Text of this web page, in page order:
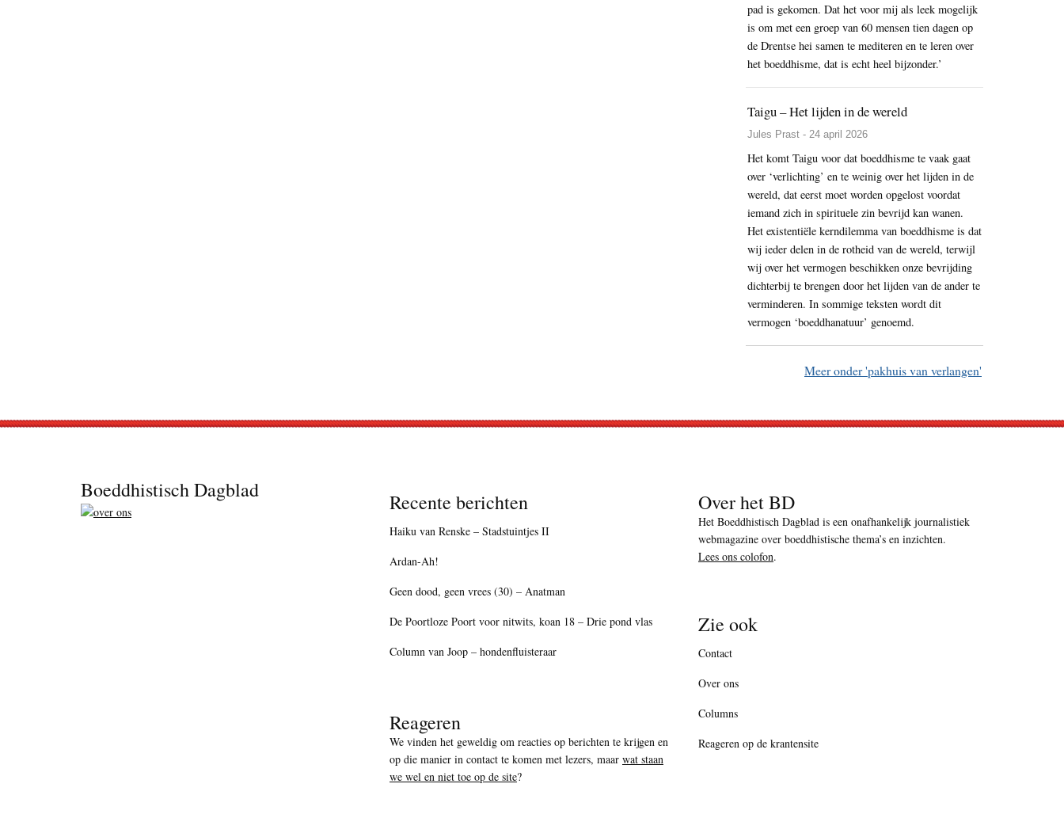
pad is gekomen. Dat het voor mij als leek mogelijk
is om met een groep van 60 mensen tien dagen op
de Drentse hei samen te mediteren en te leren over
het boeddhisme, dat is echt heel bijzonder.’
Taigu – Het lijden in de wereld
Jules Prast - 24 april 2026
Het komt Taigu voor dat boeddhisme te vaak gaat
over ‘verlichting’ en te weinig over het lijden in de
wereld, dat eerst moet worden opgelost voordat
iemand zich in spirituele zin bevrijd kan wanen.
Het existentiële kerndilemma van boeddhisme is dat
wij ieder delen in de rotheid van de wereld, terwijl
wij over het vermogen beschikken onze bevrijding
dichterbij te brengen door het lijden van de ander te
verminderen. In sommige teksten wordt dit
vermogen ‘boeddhanatuur’ genoemd.
Meer onder 'pakhuis van verlangen'
Boeddhistisch Dagblad Recente berichten
Haiku van Renske – Stadstuintjes II
Ardan-Ah!
Geen dood, geen vrees (30) – Anatman
De Poortloze Poort voor nitwits, koan 18 – Drie pond vlas
Column van Joop – hondenfluisteraar
Reageren
We vinden het geweldig om reacties op berichten te krijgen en
op die manier in contact te komen met lezers, maar wat staan
we wel en niet toe op de site?
Over het BD
Het Boeddhistisch Dagblad is een onafhankelijk journalistiek
webmagazine over boeddhistische thema’s en inzichten.
Lees ons colofon.
Zie ook
Contact
Over ons
Columns
Reageren op de krantensite